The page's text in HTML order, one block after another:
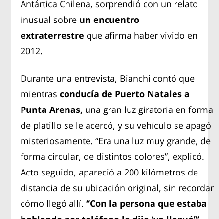
Antártica Chilena, sorprendió con un relato
inusual sobre un encuentro
extraterrestre que afirma haber vivido en
2012.
Durante una entrevista, Bianchi contó que
mientras conducía de Puerto Natales a
Punta Arenas, una gran luz giratoria en forma
de platillo se le acercó, y su vehículo se apagó
misteriosamente. “Era una luz muy grande, de
forma circular, de distintos colores”, explicó.
Acto seguido, apareció a 200 kilómetros de
distancia de su ubicación original, sin recordar
cómo llegó allí. “Con la persona que estaba